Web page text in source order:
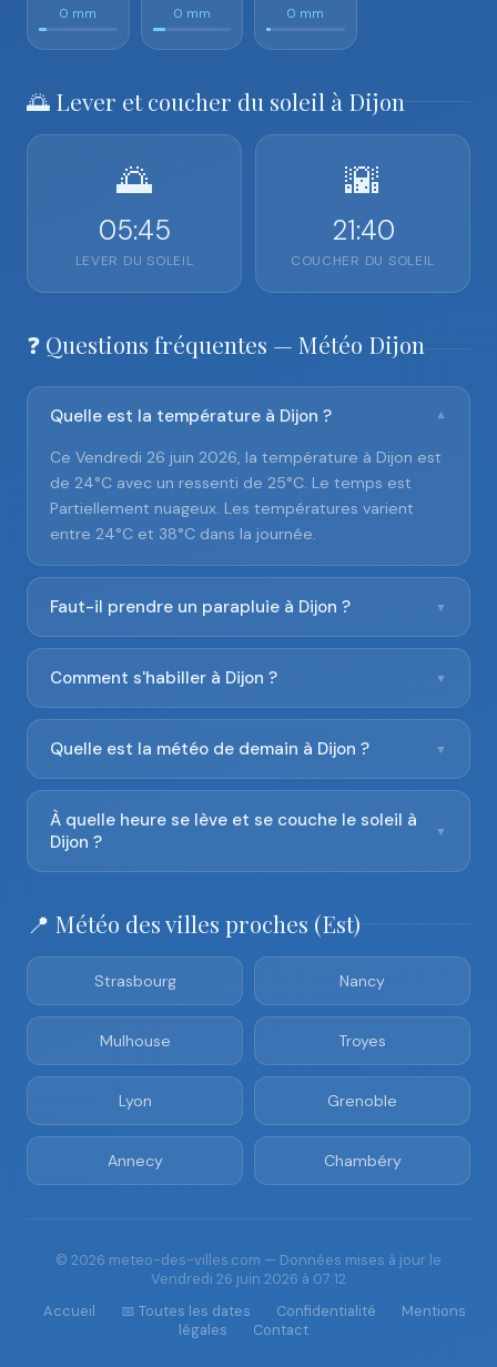
0 mm 0 mm 0 mm
🌅 Lever et coucher du soleil à Dijon
🌅
05:45
LEVER DU SOLEIL
🌇
21:40
COUCHER DU SOLEIL
❓ Questions fréquentes — Météo Dijon
Quelle est la température à Dijon ? ▼
Ce Vendredi 26 juin 2026, la température à Dijon est
de 24°C avec un ressenti de 25°C. Le temps est
Partiellement nuageux. Les températures varient
entre 24°C et 38°C dans la journée.
Faut-il prendre un parapluie à Dijon ? ▼
Comment s'habiller à Dijon ? ▼
Quelle est la météo de demain à Dijon ? ▼
À quelle heure se lève et se couche le soleil à
Dijon ?
▼
📍 Météo des villes proches (Est)
Strasbourg Nancy
Mulhouse Troyes
Lyon Grenoble
Annecy Chambéry
© 2026 meteo-des-villes.com — Données mises à jour le
Vendredi 26 juin 2026 à 07:12
Accueil
📅 Toutes les dates Confidentialité
Mentions
légales
Contact